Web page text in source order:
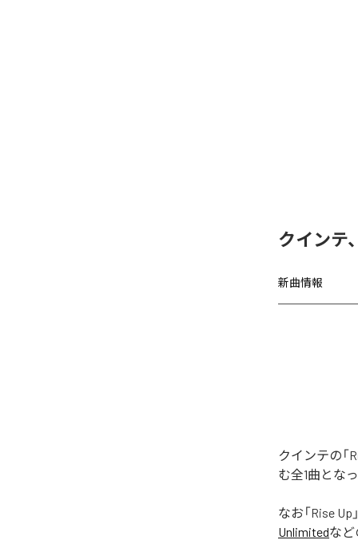
クインテ
新曲情報
クインテの「
む全1曲とな
なお「Rise Up
Unlimitedなど